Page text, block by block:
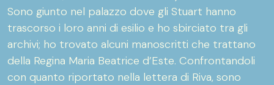
Sono giunto nel palazzo dove gli Stuart hanno
trascorso i loro anni di esilio e ho sbirciato tra gli
archivi; ho trovato alcuni manoscritti che trattano
della Regina Maria Beatrice d’Este. Confrontandoli
con quanto riportato nella lettera di Riva, sono